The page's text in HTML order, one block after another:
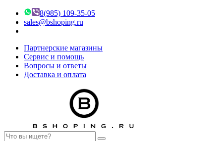
8(985) 109-35-05
sales@bshoping.ru
Партнерские магазины
Сервис и помощь
Вопросы и ответы
Доставка и оплата